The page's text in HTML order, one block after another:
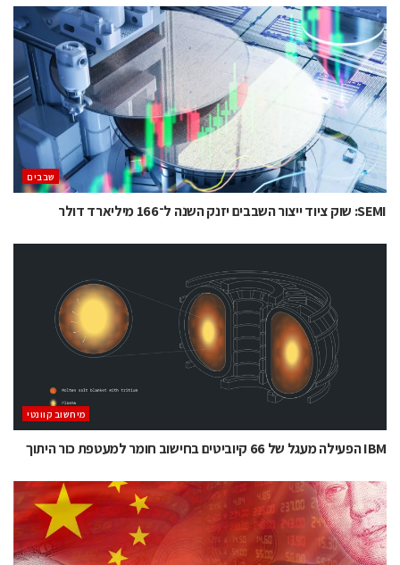
‫שבבים‬
SEMI: שוק ציוד ייצור השבבים יזנק השנה ל־166 מיליארד דולר
מיחשוב קוונטי
IBM הפעילה מעגל של 66 קיוביטים בחישוב חומר למעטפת כור היתוך